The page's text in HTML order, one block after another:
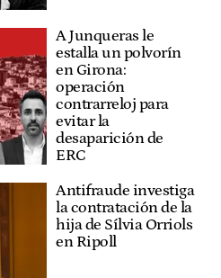
A Junqueras le
estalla un polvorín
en Girona:
operación
contrarreloj para
evitar la
desaparición de
ERC
Antifraude investiga
la contratación de la
hija de Sílvia Orriols
en Ripoll